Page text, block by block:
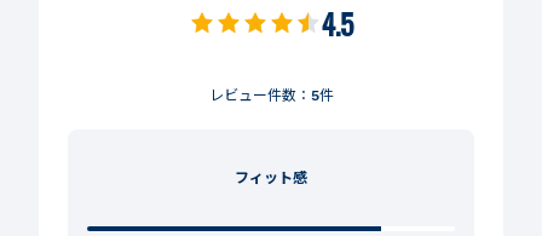
4.5
レビュー件数： 5件
フィット感